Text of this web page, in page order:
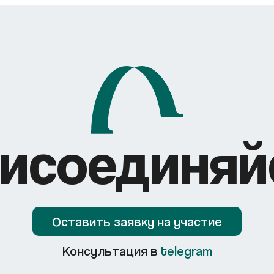
Оставить заявку на участие
Консультация в telegram